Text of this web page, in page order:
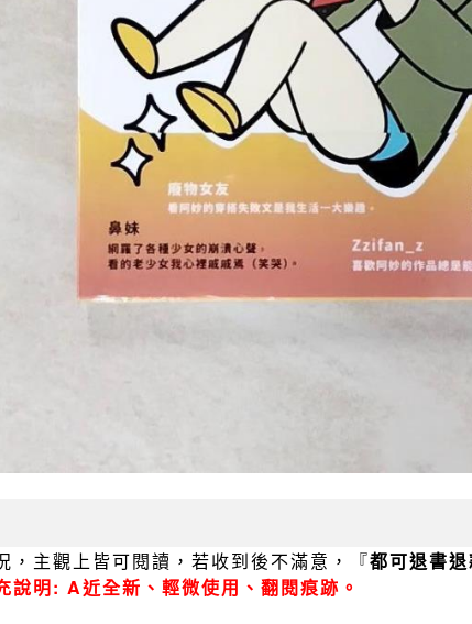
，主觀上皆可閱讀，若收到後不滿意，『都可退書退
說明: A近全新、輕微使用、翻閱痕跡。